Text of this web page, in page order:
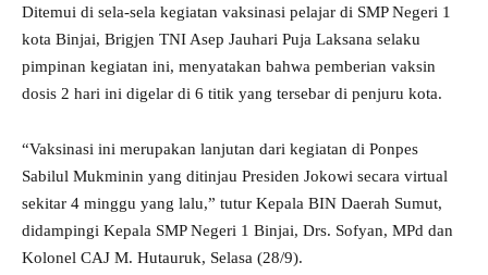
Ditemui di sela-sela kegiatan vaksinasi pelajar di SMP Negeri 1
kota Binjai, Brigjen TNI Asep Jauhari Puja Laksana selaku
pimpinan kegiatan ini, menyatakan bahwa pemberian vaksin
dosis 2 hari ini digelar di 6 titik yang tersebar di penjuru kota.
“Vaksinasi ini merupakan lanjutan dari kegiatan di Ponpes
Sabilul Mukminin yang ditinjau Presiden Jokowi secara virtual
sekitar 4 minggu yang lalu,” tutur Kepala BIN Daerah Sumut,
didampingi Kepala SMP Negeri 1 Binjai, Drs. Sofyan, MPd dan
Kolonel CAJ M. Hutauruk, Selasa (28/9).